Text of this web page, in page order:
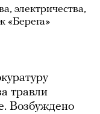
электричества,
«Берега»
травли
Возбуждено